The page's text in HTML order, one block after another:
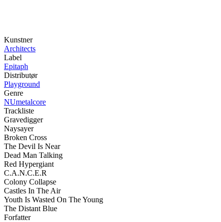
Kunstner
Architects
Label
Epitaph
Distributør
Playground
Genre
NUmetalcore
Trackliste
Gravedigger
Naysayer
Broken Cross
The Devil Is Near
Dead Man Talking
Red Hypergiant
C.A.N.C.E.R
Colony Collapse
Castles In The Air
Youth Is Wasted On The Young
The Distant Blue
Forfatter